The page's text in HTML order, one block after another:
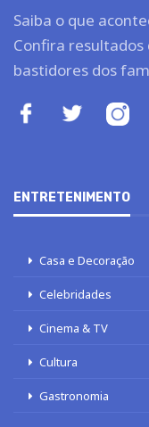
Saiba o que
Confira
bastidores dos
ENTRETENIMENTO
Casa e Decoração
Celebridades
Cinema & TV
Cultura
Gastronomia